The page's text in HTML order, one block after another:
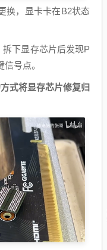
换，显卡卡在B2状态
下显存芯片后发现P
号点。
式将显存芯片修复归